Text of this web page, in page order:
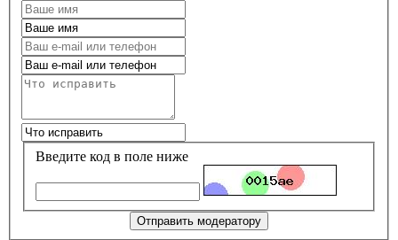
Введите код в поле ниже
Отправить модератору